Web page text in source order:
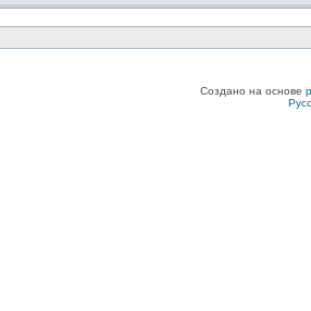
Создано на основе